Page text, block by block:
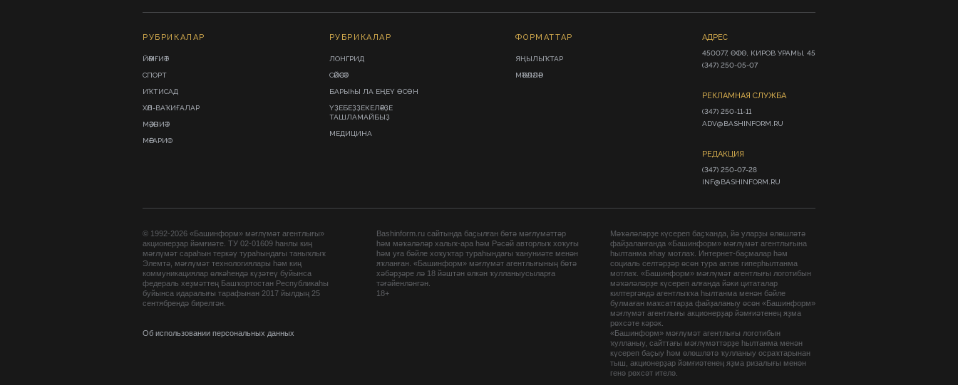
РУБРИКАЛАР
ЙӘМҒИӘТ
СПОРТ
ИҠТИСАД
ХӘЛ-ВАҠИҒАЛАР
МӘҘӘНИӘТ
МӘҒАРИФ
РУБРИКАЛАР
ЛОНГРИД
СӘЙӘСӘТ
БАРЫҺЫ ЛА ЕҢЕҮ ӨСӨН
ҮҘЕБЕҘҘЕКЕЛӘРҘЕ
ТАШЛАМАЙБЫҘ
МЕДИЦИНА
ФОРМАТТАР
ЯҢЫЛЫҠТАР
МӘҠӘЛӘЛӘР
АДРЕС
450077, ӨФӨ, КИРОВ УРАМЫ, 45
(347) 250-05-07
РЕКЛАМНАЯ СЛУЖБА
(347) 250-11-11
ADV@BASHINFORM.RU
РЕДАКЦИЯ
(347) 250-07-28
INF@BASHINFORM.RU
© 1992-2026 «Башинформ» мәғлүмәт агентлығы»
акционерҙар йәмғиәте. ТУ 02-01609 һанлы киң
мәғлүмәт сараһын теркәү тураһындағы таныҡлыҡ
Элемтә, мәғлүмәт технологиялары һәм киң
коммуникациялар өлкәһендә күҙәтеү буйынса
федераль хеҙмәттең Башҡортостан Республикаһы
буйынса идаралығы тарафынан 2017 йылдың 25
сентябрендә бирелгән.
Об использовании персональных данных
Bashinform.ru сайтында баҫылған бөтә мәғлүмәттәр
һәм мәҡәләләр халыҡ-ара һәм Рәсәй авторлыҡ хоҡуғы
һәм уға бәйле хоҡуҡтар тураһындағы ҡануниәте менән
яҡланған. «Башинформ» мәғлүмәт агентлығының бөтә
хәбәрҙәре лә 18 йәштән өлкән ҡулланыусыларға
тәғәйенләнгән.
18+
Мәҡәләләрҙе күсереп баҫҡанда, йә уларҙы өлөшләтә
файҙаланғанда «Башинформ» мәғлүмәт агентлығына
һылтанма яһау мотлаҡ. Интернет-баҫмалар һәм
социаль селтәрҙәр өсөн тура актив гиперһылтанма
мотлаҡ. «Башинформ» мәғлүмәт агентлығы логотибын
мәҡәләләрҙе күсереп алғанда йәки цитаталар
килтергәндә агентлыҡҡа һылтанма менән бәйле
булмаған маҡсаттарҙа файҙаланыу өсөн «Башинформ»
мәғлүмәт агентлығы акционерҙар йәмғиәтенең яҙма
рөхсәте кәрәк.
«Башинформ» мәғлүмәт агентлығы логотибын
ҡулланыу, сайттағы мәғлүмәттәрҙе һылтанма менән
күсереп баҫыу һәм өлөшләтә ҡулланыу осраҡтарынан
тыш, акционерҙар йәмғиәтенең яҙма ризалығы менән
генә рөхсәт ителә.